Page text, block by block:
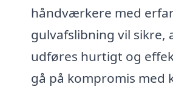
håndværkere med
gulvafslibning vil sikre,
udføres hurtigt og
gå på kompromis med